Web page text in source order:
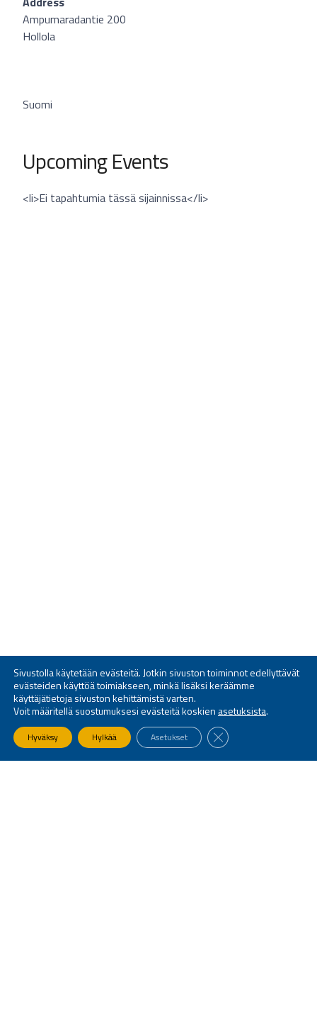
Ampumaradantie 200
Hollola
Suomi
Upcoming Events
<li>Ei tapahtumia tässä sijainnissa</li>
Sivustolla käytetään evästeitä. Jotkin sivuston toiminnot edellyttävät
evästeiden käyttöä toimiakseen, minkä lisäksi keräämme
käyttäjätietoja sivuston kehittämistä varten.
Voit määritellä suostumuksesi evästeitä koskien asetuksista.
Hyväksy Hylkää Asetukset SULJE